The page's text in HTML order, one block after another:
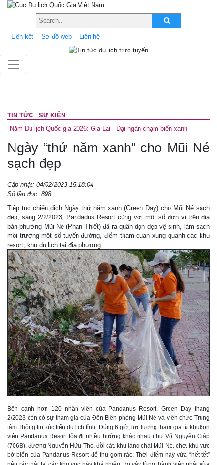
Liên kết Sơ đồ web Liên hệ
TIN TỨC - SỰ KIỆN
Năm Du lịch Quốc gia 2026: Gia Lai - Đại ngàn chạm biển xanh
Ngày “thứ năm xanh” cho Mũi Né
sạch đẹp
Cập nhật: 04/02/2023 15:18:04
Số lần đọc: 898
Tiếp tục chiến dịch Ngày thứ năm xanh (Green Day) cho Mũi Né sạch
đẹp, sáng 2/2/2023, Pandadus Resort cùng với một số đơn vị trên địa
bàn phường Mũi Né (Phan Thiết) đã ra quân dọn dẹp vệ sinh, làm sạch
môi trường một số tuyến đường, điểm tham quan xung quanh các khu
resort, khu du lịch tại địa phương.
Bên cạnh hơn 120 nhân viên của Pandanus Resort, Green Day tháng
2/2023 còn có sự tham gia của Đồn Biên phòng Mũi Né và viên chức Trung
tâm Thông tin xúc tiến du lịch tỉnh. Đúng 6 giờ, lực lượng tham gia từ khu6on
viên Pandanus Resort tỏa đi nhiều hướng khác nhau như Võ Nguyên Giáp
(706B), đường Nguyễn Hữu Thọ, đồi cát, khu làng chài Mũi Né, chợ, khu vực
bờ biển của Pandanus Resort để thu gom rác. Thời điểm này vừa “hết tết”